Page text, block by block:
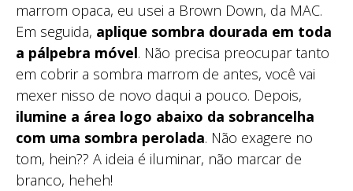
marrom opaca, eu usei a Brown Down, da MAC.
Em seguida, aplique sombra dourada em toda
a pálpebra móvel. Não precisa preocupar tanto
em cobrir a sombra marrom de antes, você vai
mexer nisso de novo daqui a pouco. Depois,
ilumine a área logo abaixo da sobrancelha
com uma sombra perolada. Não exagere no
tom, hein?? A ideia é iluminar, não marcar de
branco, heheh!